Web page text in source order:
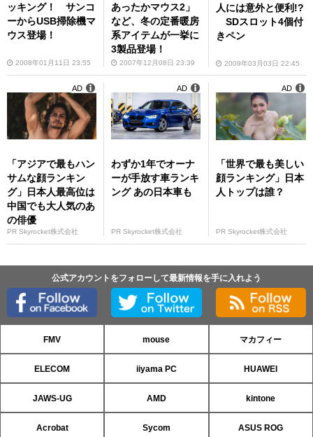
ッキング！ サンコ
ーからUSB掃除機マ
ウス登場！
2008年01月11日 23:55
あったかマウス2」
など、冬の定番暖房
系アイテムが一挙に
3製品登場！
2007年12月08日 23:39
人には意外と便利!?
SDスロット4個付
きペン
2009年03月03日 22:45
「アジアで最もハン
サムな顔ランキン
グ」日本人最高位は
中国でも大人気のあ
の俳優
PR Skyrocket株式会社
AD
わずか1年でオーナ
ーが手放す車ランキ
ング あの日本車も
PR Skyrocket株式会社
AD
「世界で最も美しい
顔ランキング」日本
人トップは誰？
PR Skyrocket株式会社
AD
公式アカウントをフォローして最新情報を手に入れよう
FMV mouse マカフィー
ELECOM iiyama PC HUAWEI
JAWS-UG AMD kintone
Acrobat Sycom ASUS ROG